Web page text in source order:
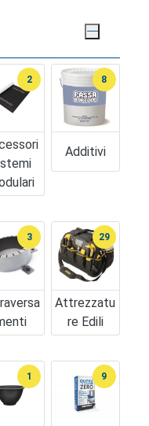
2
Additivi
8
3
Attrezzatu
Re Edili
29
1 9